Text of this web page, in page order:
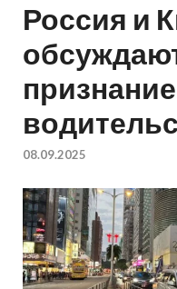
Россия и
признание
08.09.2025